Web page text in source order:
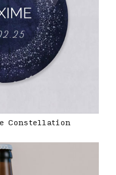
Constellation